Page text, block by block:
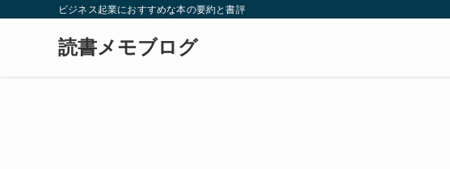
ビジネス起業におすすめな本の要約と書評
読書メモブログ